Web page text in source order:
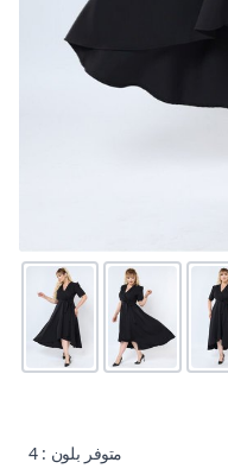
متوفر بلون : 4